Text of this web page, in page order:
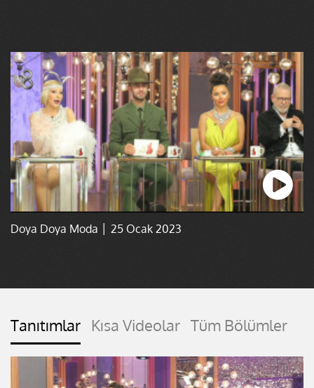
Doya Doya Moda │ 25 Ocak 2023
Tanıtımlar Kısa Videolar Tüm Bölümler